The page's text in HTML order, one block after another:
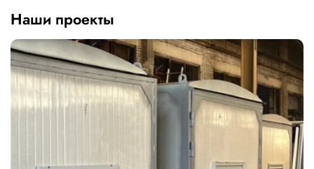
Наши проекты